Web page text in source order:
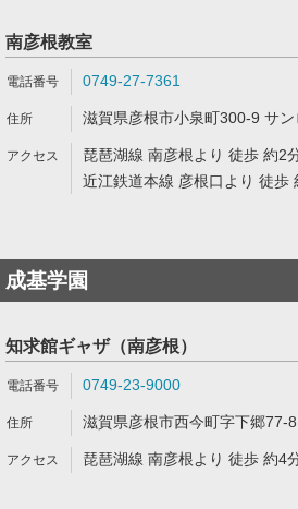
南彦根教室
0749-27-7361
滋賀県彦根市小泉町300-9 サ
琵琶湖線 南彦根より 徒歩 約2
近江鉄道本線 彦根口より 徒歩
成基学園
知求館ギャザ（南彦根）
0749-23-9000
滋賀県彦根市西今町字下郷77-8
琵琶湖線 南彦根より 徒歩 約4